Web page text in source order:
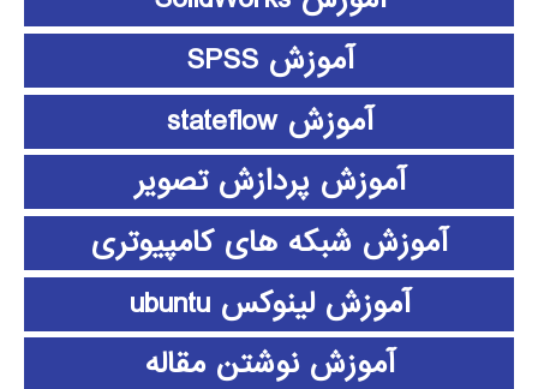
آموزش SPSS
آموزش stateflow
آموزش پردازش تصویر
آموزش شبکه های کامپیوتری
آموزش لینوکس ubuntu
آموزش نوشتن مقاله